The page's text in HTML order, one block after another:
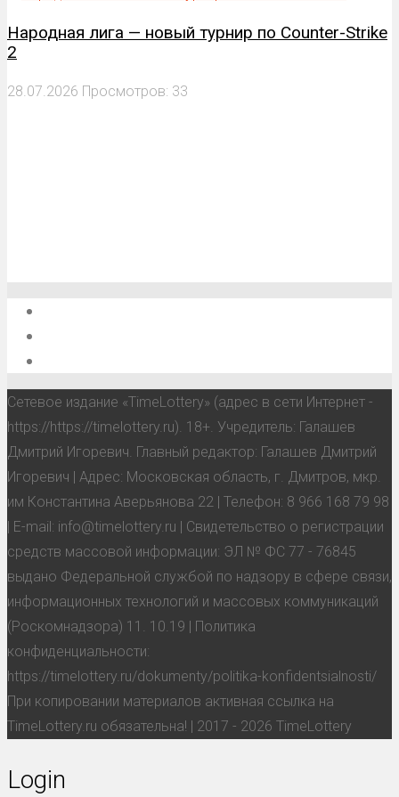
Народная лига — новый турнир по Counter-Strike
2
28.07.2026 Просмотров: 33
Сетевое издание «TimeLottery» (адрес в сети Интернет -
https://https://timelottery.ru). 18+. Учредитель: Галашев
Дмитрий Игоревич. Главный редактор: Галашев Дмитрий
Игоревич | Адрес: Московская область, г. Дмитров, мкр.
им Константина Аверьянова 22 | Телефон: 8 966 168 79 98
| E-mail: info@timelottery.ru | Свидетельство о регистрации
средств массовой информации: ЭЛ № ФС 77 - 76845
выдано Федеральной службой по надзору в сфере связи,
информационных технологий и массовых коммуникаций
(Роскомнадзора) 11. 10.19 | Политика
конфиденциальности:
https://timelottery.ru/dokumenty/politika-konfidentsialnosti/
При копировании материалов активная ссылка на
TimeLottery.ru обязательна! | 2017 - 2026 TimeLottery
Login